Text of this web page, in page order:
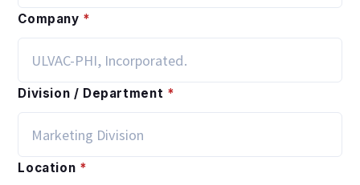
Company *
Division / Department *
Location *